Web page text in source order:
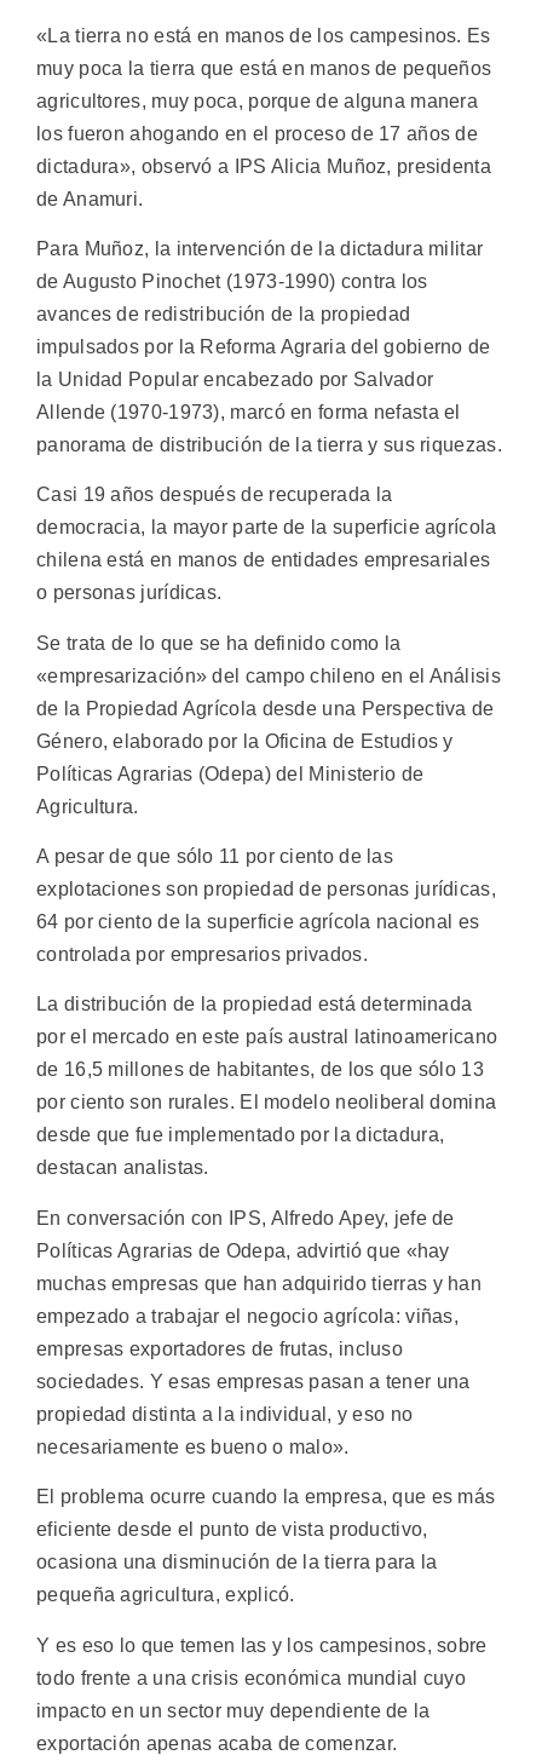
«La tierra no está en manos de los campesinos. Es
muy poca la tierra que está en manos de pequeños
agricultores, muy poca, porque de alguna manera
los fueron ahogando en el proceso de 17 años de
dictadura», observó a IPS Alicia Muñoz, presidenta
de Anamuri.
Para Muñoz, la intervención de la dictadura militar
de Augusto Pinochet (1973-1990) contra los
avances de redistribución de la propiedad
impulsados por la Reforma Agraria del gobierno de
la Unidad Popular encabezado por Salvador
Allende (1970-1973), marcó en forma nefasta el
panorama de distribución de la tierra y sus riquezas.
Casi 19 años después de recuperada la
democracia, la mayor parte de la superficie agrícola
chilena está en manos de entidades empresariales
o personas jurídicas.
Se trata de lo que se ha definido como la
«empresarización» del campo chileno en el Análisis
de la Propiedad Agrícola desde una Perspectiva de
Género, elaborado por la Oficina de Estudios y
Políticas Agrarias (Odepa) del Ministerio de
Agricultura.
A pesar de que sólo 11 por ciento de las
explotaciones son propiedad de personas jurídicas,
64 por ciento de la superficie agrícola nacional es
controlada por empresarios privados.
La distribución de la propiedad está determinada
por el mercado en este país austral latinoamericano
de 16,5 millones de habitantes, de los que sólo 13
por ciento son rurales. El modelo neoliberal domina
desde que fue implementado por la dictadura,
destacan analistas.
En conversación con IPS, Alfredo Apey, jefe de
Políticas Agrarias de Odepa, advirtió que «hay
muchas empresas que han adquirido tierras y han
empezado a trabajar el negocio agrícola: viñas,
empresas exportadores de frutas, incluso
sociedades. Y esas empresas pasan a tener una
propiedad distinta a la individual, y eso no
necesariamente es bueno o malo».
El problema ocurre cuando la empresa, que es más
eficiente desde el punto de vista productivo,
ocasiona una disminución de la tierra para la
pequeña agricultura, explicó.
Y es eso lo que temen las y los campesinos, sobre
todo frente a una crisis económica mundial cuyo
impacto en un sector muy dependiente de la
exportación apenas acaba de comenzar.